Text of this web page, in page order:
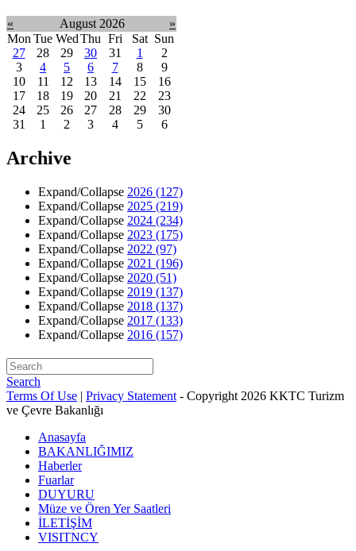
« August 2026
»
Mon Tue WedThu Fri Sat Sun
27
28 29 30 31 1
2
3
4 5 6 7 8
9
10
11 12 13 14 15
16
17
18 19 20 21 22
23
24
25 26 27 28 29
30
31
1 2 3 4 5 6
Archive
Expand/Collapse 2026 (127)
Expand/Collapse 2025 (219)
Expand/Collapse 2024 (234)
Expand/Collapse 2023 (175)
Expand/Collapse 2022 (97)
Expand/Collapse 2021 (196)
Expand/Collapse 2020 (51)
Expand/Collapse 2019 (137)
Expand/Collapse 2018 (137)
Expand/Collapse 2017 (133)
Expand/Collapse 2016 (157)
Search
Terms Of Use | Privacy Statement - Copyright 2026 KKTC Turizm
ve Çevre Bakanlığı
Anasayfa
BAKANLIĞIMIZ
Haberler
Fuarlar
DUYURU
Müze ve Ören Yer Saatleri
İLETİŞİM
VISITNCY